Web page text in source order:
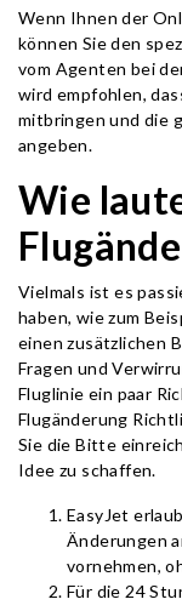
Wenn Ihnen der
können Sie den
vom Agenten bei
wird empfohlen,
mitbringen und die
angeben.
Wie
Vielmals ist es
haben, wie zum
einen zusätzlichen
Fragen und
Fluglinie ein paar
Flugänderung
Sie die Bitte
Idee zu schaffen.
EasyJet
Änderungen
vornehmen,
Für die 24